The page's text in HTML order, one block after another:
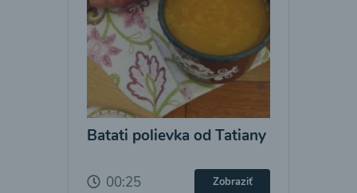
Batati polievka od Tatiany
00:25 Zobraziť